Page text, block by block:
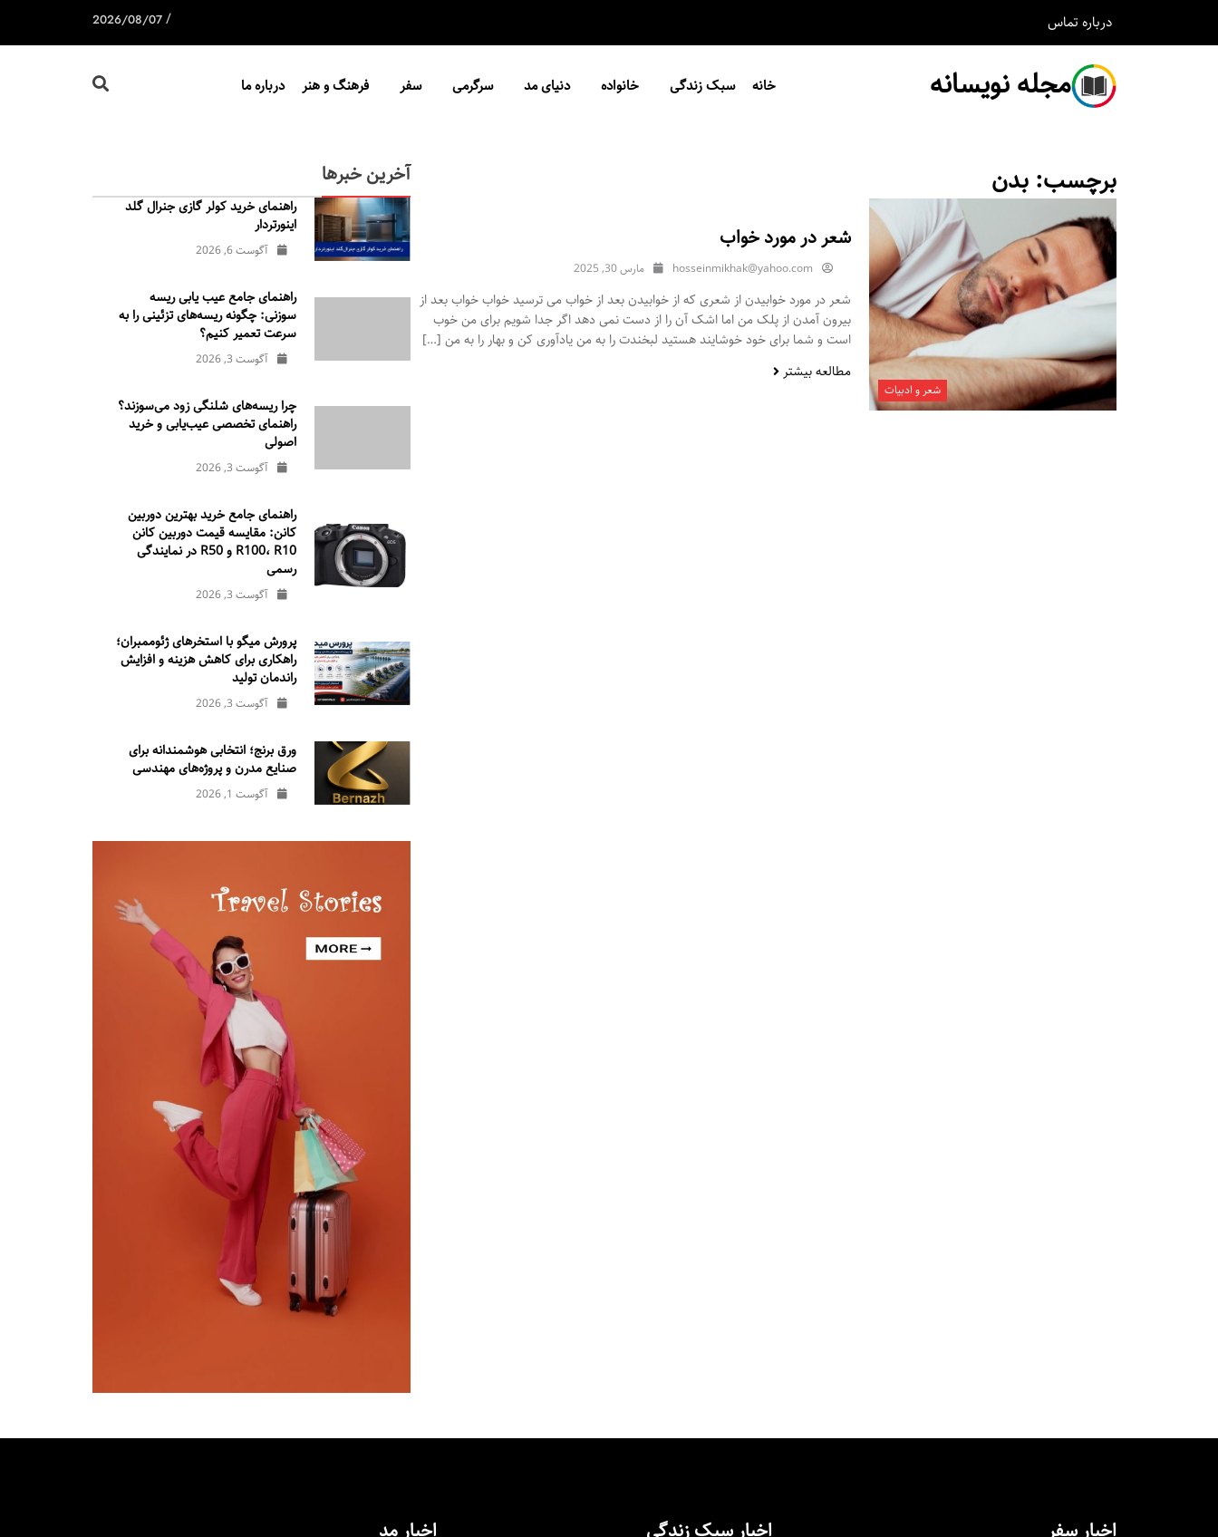
درباره تماس /
2026/08/07
مجله نویسانه خانه سبک زندگی خانواده دنیای مد سرگرمی سفر فرهنگ و هنر درباره ما
برچسب: بدن
شعر و ادبیات
شعر در مورد خواب
hosseinmikhak@yahoo.com مارس 30, 2025
شعر در مورد خوابیدن از شعری که از خوابیدن بعد از خواب می ترسید خواب خواب بعد از
بیرون آمدن از پلک من اما اشک آن را از دست نمی دهد اگر جدا شویم برای من خوب
است و شما برای خود خوشایند هستید لبخندت را به من یادآوری کن و بهار را به من […]
مطالعه بیشتر
آخرین خبرها
راهنمای خرید کولر گازی جنرال‌ گلد
اینورتر‌دار
آگوست 6, 2026
راهنمای جامع عیب یابی ریسه
سوزنی: چگونه ریسه‌های تزئینی را به
سرعت تعمیر کنیم؟
آگوست 3, 2026
چرا ریسه‌های شلنگی زود می‌سوزند؟
راهنمای تخصصی عیب‌یابی و خرید
اصولی
آگوست 3, 2026
راهنمای جامع خرید بهترین دوربین
کانن: مقایسه قیمت دوربین کانن
R100، R10 و R50 در نمایندگی
رسمی
آگوست 3, 2026
پرورش میگو با استخرهای ژئوممبران؛
راهکاری برای کاهش هزینه و افزایش
راندمان تولید
آگوست 3, 2026
ورق برنج؛ انتخابی هوشمندانه برای
صنایع مدرن و پروژه‌های مهندسی
آگوست 1, 2026
اخبار سفر اخبار سبک زندگی اخبار مد